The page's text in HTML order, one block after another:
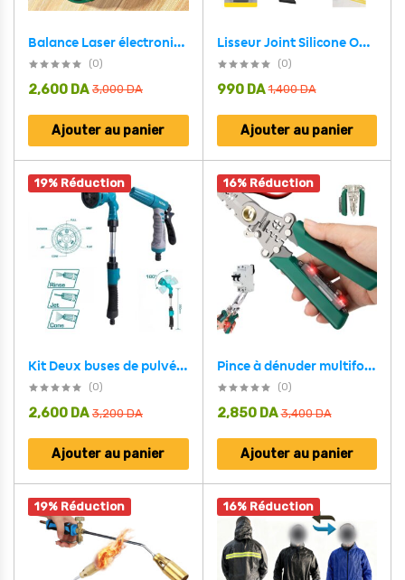
Balance Laser électronique Portable à 90 degrés – جهاز تحديد مستوى ليزر
(0)
3,000DA
2,600 DA
Ajouter au panier
Lisseur Joint Silicone Outil 5 en 1 pour Tous Types de Joints
(0)
1,400DA
990 DA
Ajouter au panier
19% Réduction
Kit Deux buses de pulvérisation D’arrosage 2 Pcs Total THWSK0201 – طقم مرش من قطعتين أصلي توتال
(0)
3,200DA
2,600 DA
Ajouter au panier
16% Réduction
Pince à dénuder multifonction avec testeur de tension – أداة تجريد الأسلاك متعددة الوظائف
(0)
3,400DA
2,850 DA
Ajouter au panier
19% Réduction 16% Réduction